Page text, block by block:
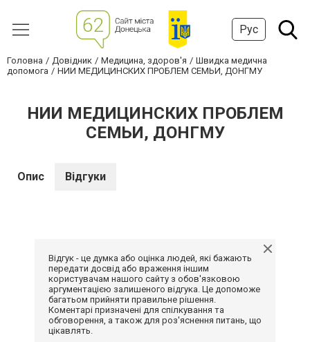
Рус
Головна Довідник Медицина, здоров'я
Швидка медична
допомога
НИИ МЕДИЦИНСКИХ ПРОБЛЕМ СЕМЬИ, ДОНГМУ
НИИ МЕДИЦИНСКИХ ПРОБЛЕМ
СЕМЬИ, ДОНГМУ
Опис Відгуки
Відгук - це думка або оцінка людей, які бажають
передати досвід або враження іншим
користувачам нашого сайту з обов'язковою
аргументацією залишеного відгука. Це допоможе
багатьом прийняти правильне рішення.
Коментарі призначені для спілкування та
обговорення, а також для роз'яснення питань, що
цікавлять.